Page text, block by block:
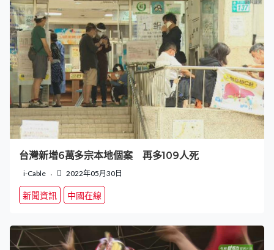
台灣新增6萬多宗本地個案 再多109人死
i-Cable 2022年05月30日
新聞資訊 中國在線